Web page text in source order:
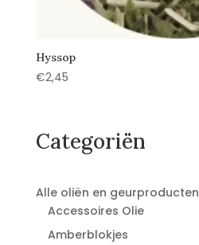
Hyssop
€2,45
Categoriën
Alle oliën en geurproducten
Accessoires Olie
Amberblokjes